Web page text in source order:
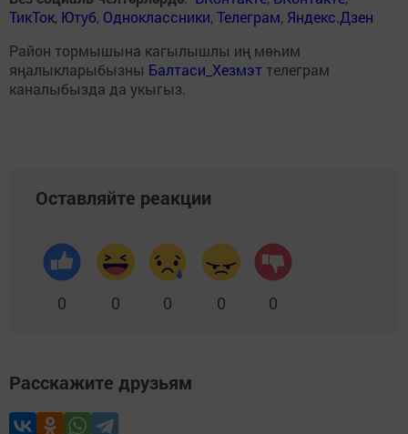
ТикТок, Ютуб, Одноклассники,Телеграм, Яндекс.Дзен
Район тормышына кагылышлы иң мөһим
яңалыкларыбызны Балтаси_Хезмэт телеграм
каналыбызда да укыгыз.
Оставляйте реакции
0 0 0 0 0
Расскажите друзьям